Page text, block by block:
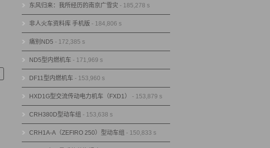
东风归来：我所经历的南京广雪灾 - 185,278 s
非人火车资料库 手机版 - 184,806 s
痛别ND5 - 172,385 s
ND5型内燃机车 - 171,969 s
DF11型内燃机车 - 153,960 s
HXD1G型交流传动电力机车（FXD1） - 153,879 s
CRH380D型动车组 - 153,638 s
CRH1A-A（ZEFIRO 250）型动车组 - 150,833 s